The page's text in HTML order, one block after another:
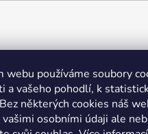
webu používáme soubory
a vašeho pohodlí, k
některých cookies náš
vašimi osobními údaji ale
Partnerská